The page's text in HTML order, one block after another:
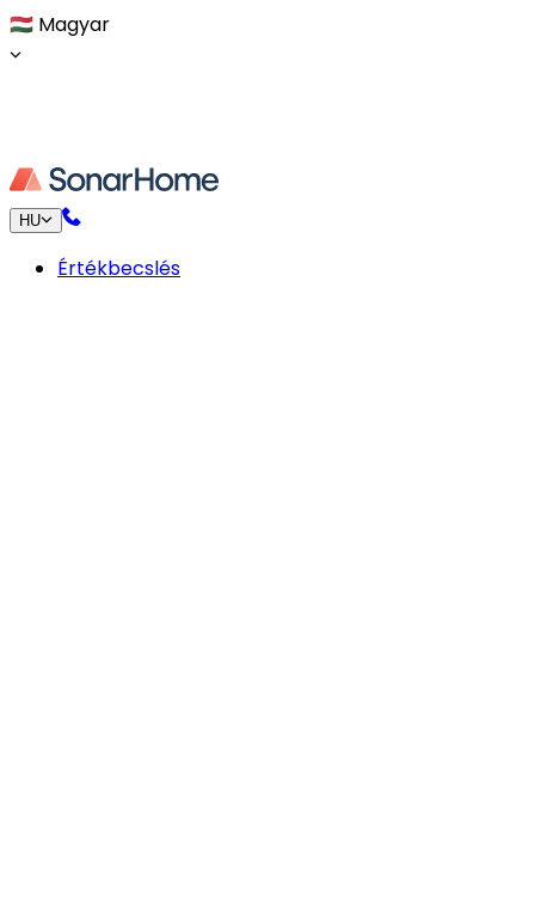
🇭🇺 Magyar
HU
Értékbecslés